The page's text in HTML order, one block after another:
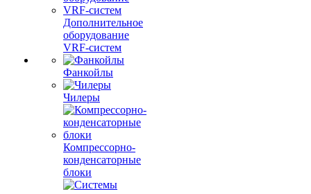
Дополнительное
оборудование
VRF-систем
Фанкойлы
Чилеры
Компрессорно-
конденсаторные
блоки